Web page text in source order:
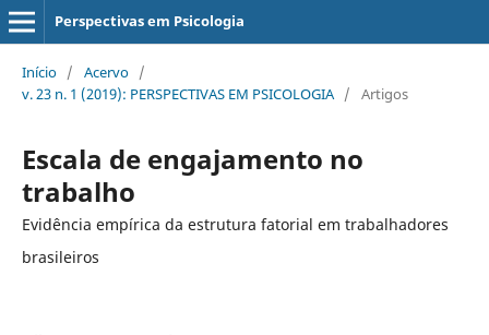
Perspectivas em Psicologia
Início / Acervo /
v. 23 n. 1 (2019): PERSPECTIVAS EM PSICOLOGIA / Artigos
Escala de engajamento no
trabalho
Evidência empírica da estrutura fatorial em trabalhadores
brasileiros